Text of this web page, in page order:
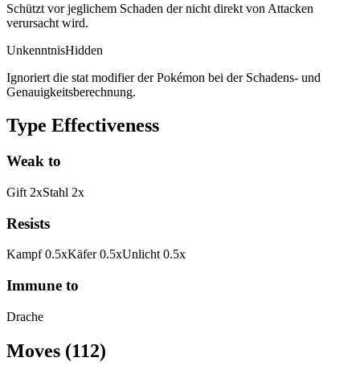
Schützt vor jeglichem Schaden der nicht direkt von Attacken
verursacht wird.
UnkenntnisHidden
Ignoriert die stat modifier der Pokémon bei der Schadens- und
Genauigkeitsberechnung.
Type Effectiveness
Weak to
Gift 2xStahl 2x
Resists
Kampf 0.5xKäfer 0.5xUnlicht 0.5x
Immune to
Drache
Moves (112)